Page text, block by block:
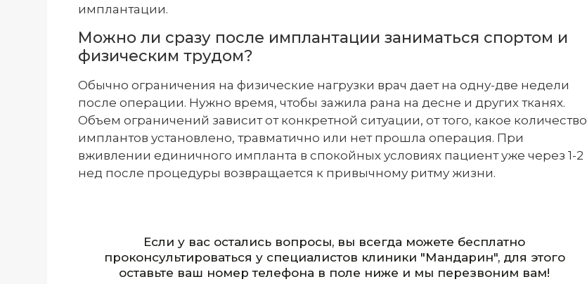
имплантации.
Можно ли сразу после имплантации заниматься спортом и
физическим трудом?
Обычно ограничения на физические нагрузки врач дает на одну-две недели
после операции. Нужно время, чтобы зажила рана на десне и других тканях.
Объем ограничений зависит от конкретной ситуации, от того, какое количество
имплантов установлено, травматично или нет прошла операция. При
вживлении единичного импланта в спокойных условиях пациент уже через 1-2
нед после процедуры возвращается к привычному ритму жизни.
Если у вас остались вопросы, вы всегда можете бесплатно
проконсультироваться у специалистов клиники "Мандарин", для этого
оставьте ваш номер телефона в поле ниже и мы перезвоним вам!